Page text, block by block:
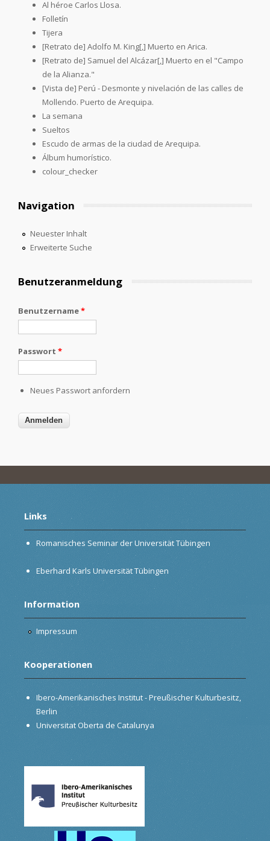
Al héroe Carlos Llosa.
Folletín
Tijera
[Retrato de] Adolfo M. King[,] Muerto en Arica.
[Retrato de] Samuel del Alcázar[,] Muerto en el "Campo
de la Alianza."
[Vista de] Perú - Desmonte y nivelación de las calles de
Mollendo. Puerto de Arequipa.
La semana
Sueltos
Escudo de armas de la ciudad de Arequipa.
Álbum humorístico.
colour_checker
Navigation
Neuester Inhalt
Erweiterte Suche
Benutzeranmeldung
Benutzername*
Passwort *
Neues Passwort anfordern
Links
Romanisches Seminar der Universität Tübingen
Eberhard Karls Universität Tübingen
Information
Impressum
Kooperationen
Ibero-Amerikanisches Institut - Preußischer Kulturbesitz,
Berlin
Universitat Oberta de Catalunya